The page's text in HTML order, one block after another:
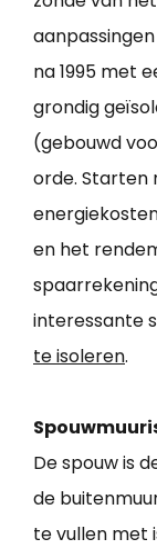
na 1995 met
grondig
(gebouwd
orde. Starten
en het
interessante
te isoleren.
De spouw is
de
te vullen met